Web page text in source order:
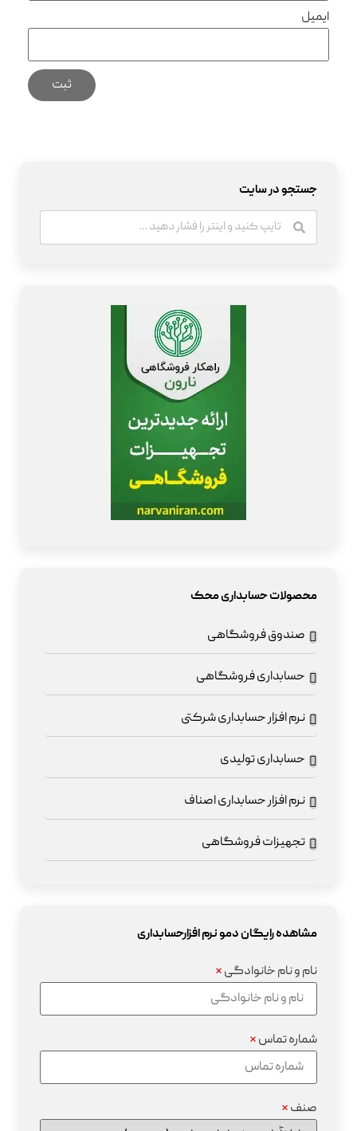
ایمیل
جستجو در سایت
محصولات حسابداری محک
صندوق فروشگاهی
حسابداری فروشگاهی
نرم افزار حسابداری شرکتی
حسابداری تولیدی
نرم افزار حسابداری اصناف
تجهیزات فروشگاهی
مشاهده رایگان دمو نرم افزارحسابداری
نام و نام خانوادگی*
شماره تماس*
صنف*